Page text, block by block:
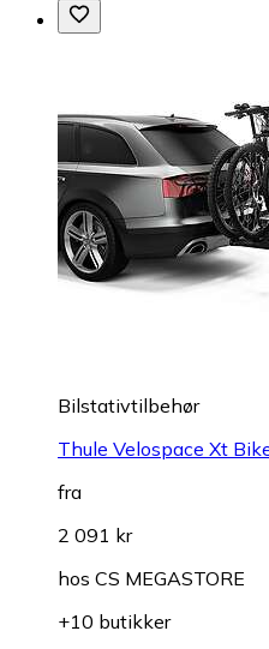
Bilstativtilbehør
Thule Velospace Xt
fra
2 091 kr
hos CS MEGASTORE
+10 butikker